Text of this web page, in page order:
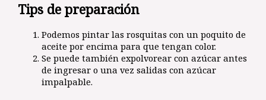
Tips de preparación
Podemos pintar las rosquitas con un poquito de
aceite por encima para que tengan color.
Se puede también expolvorear con azúcar antes
de ingresar o una vez salidas con azúcar
impalpable.